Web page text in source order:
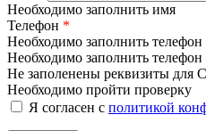
Необходимо заполнить имя
Телефон *
Необходимо заполнить телефон
Необходимо заполнить
Не заполенены реквизиты для
Необходимо пройти проверку
Я согласен с политикой